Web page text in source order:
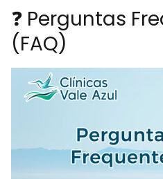
❓ Perguntas
(FAQ)